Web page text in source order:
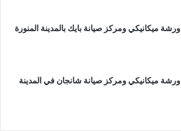
ورشة ميكانيكي ومركز صيانة بايك بالمدينة المنورة
ورشة ميكانيكي ومركز صيانة شانجان في المدينة